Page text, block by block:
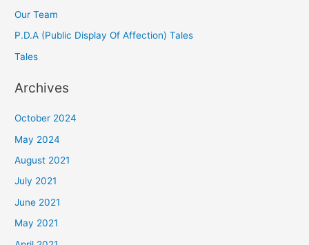
Our Team
P.D.A (Public Display Of Affection) Tales
Tales
Archives
October 2024
May 2024
August 2021
July 2021
June 2021
May 2021